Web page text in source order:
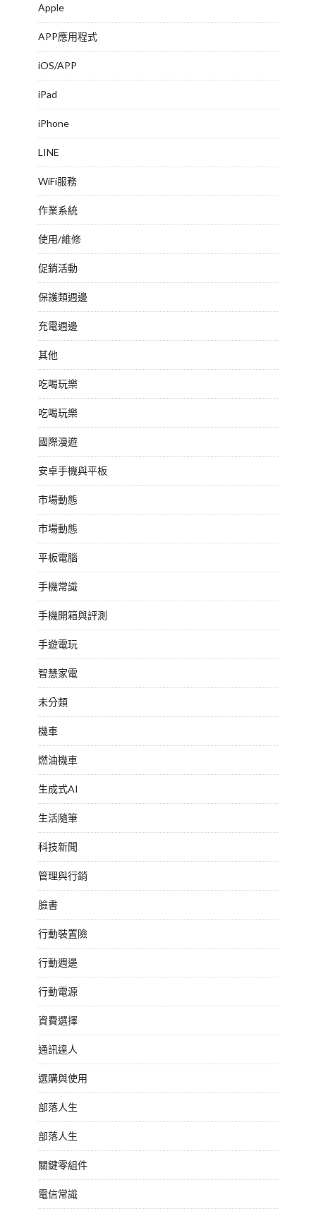
Apple
APP應用程式
iOS/APP
iPad
iPhone
LINE
WiFi服務
作業系統
使用/維修
促銷活動
保護類週邊
充電週邊
其他
吃喝玩樂
吃喝玩樂
國際漫遊
安卓手機與平板
市場動態
市場動態
平板電腦
手機常識
手機開箱與評測
手遊電玩
智慧家電
未分類
機車
燃油機車
生成式AI
生活隨筆
科技新聞
管理與行銷
臉書
行動裝置險
行動週邊
行動電源
資費選擇
通訊達人
選購與使用
部落人生
部落人生
關鍵零組件
電信常識